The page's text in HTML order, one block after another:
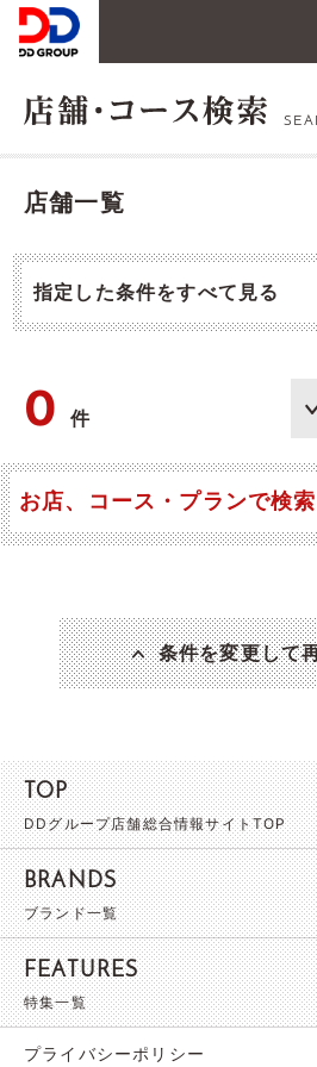
店舗一覧
指定した条件をすべて見る
0件
お店、コース・プランで検索
条件を変更して
TOP
DDグループ店舗総合情報サイトTOP
BRANDS
ブランド一覧
FEATURES
特集一覧
プライバシーポリシー